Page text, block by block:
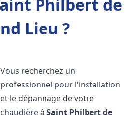
Philbert de
Lieu ?
Vous recherchez un
professionnel pour l'installation
et le dépannage de votre
chaudière àSaint Philbert de